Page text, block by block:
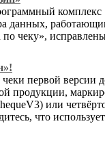
данных,
по чеку»,
первой
продукции,
или
что